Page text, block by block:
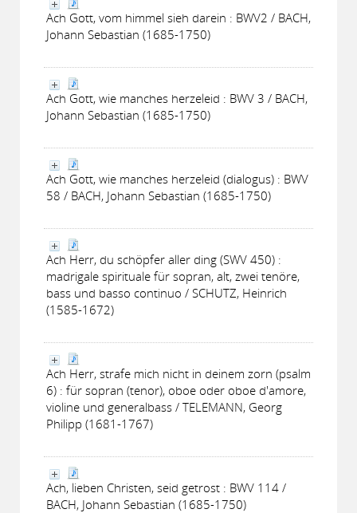
Ach Gott, vom himmel sieh darein : BWV2 / BACH,
Johann Sebastian (1685-1750)
Ach Gott, wie manches herzeleid : BWV 3 / BACH,
Johann Sebastian (1685-1750)
Ach Gott, wie manches herzeleid (dialogus) : BWV
58 / BACH, Johann Sebastian (1685-1750)
Ach Herr, du schöpfer aller ding (SWV 450) :
madrigale spirituale für sopran, alt, zwei tenöre,
bass und basso continuo / SCHUTZ, Heinrich
(1585-1672)
Ach Herr, strafe mich nicht in deinem zorn (psalm
6) : für sopran (tenor), oboe oder oboe d'amore,
violine und generalbass / TELEMANN, Georg
Philipp (1681-1767)
Ach, lieben Christen, seid getrost : BWV 114 /
BACH, Johann Sebastian (1685-1750)